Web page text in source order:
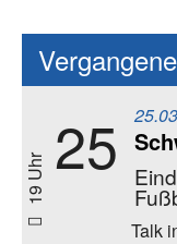
19 Uhr 25
Talk